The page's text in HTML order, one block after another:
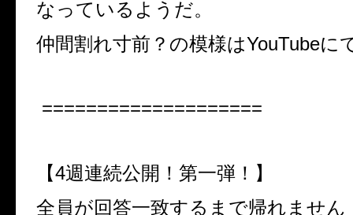
なっているようだ。
仲間割れ寸前？の模様はYouTubeに
====================
【4週連続公開！第一弾！】
全員が回答一致するまで帰れません